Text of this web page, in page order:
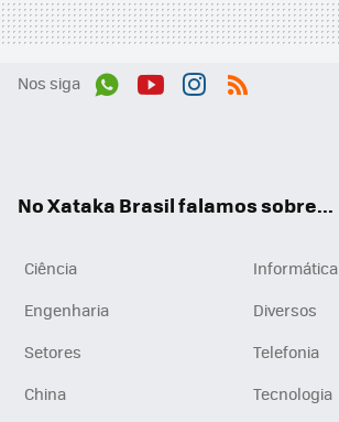
Nos siga
No Xataka Brasil falamos sobre...
Ciência
Informática
Engenharia
Diversos
Setores
Telefonia
China
Tecnologia